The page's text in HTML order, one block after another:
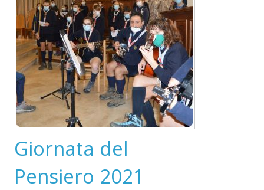
Giornata del
Pensiero 2021